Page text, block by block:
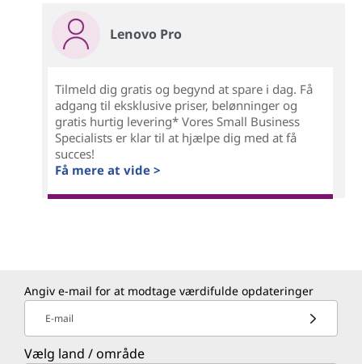
Lenovo Pro
Tilmeld dig gratis og begynd at spare i dag. Få
adgang til eksklusive priser, belønninger og
gratis hurtig levering* Vores Small Business
Specialists er klar til at hjælpe dig med at få
succes!
Få mere at vide >
Angiv e-mail for at modtage værdifulde opdateringer
E-mail
Vælg land / område